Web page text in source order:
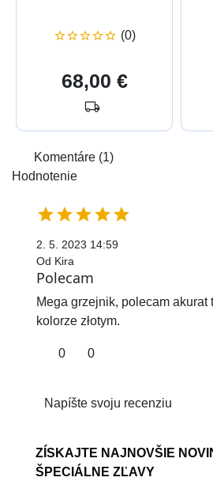
 (0)
Cena
68,00 €
local_shipping
Komentáre (1)
Hodnotenie

2. 5. 2023 14:59
Od Kira
Polecam
Mega grzejnik, polecam akurat
kolorze złotym.
0 0
Napíšte svoju recenziu
ZÍSKAJTE NAJNOVŠIE
ŠPECIÁLNE ZĽAVY